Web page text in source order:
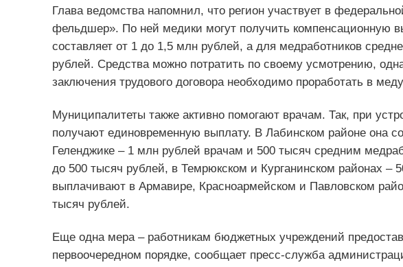
Глава ведомства напомнил, что регион участвует в
фельдшер». По ней медики могут получить компенсационную
составляет от 1 до 1,5 млн рублей, а для медработников
рублей. Средства можно потратить по своему усмотрению,
заключения трудового договора необходимо проработать в
Муниципалитеты также активно помогают врачам. Так, при
получают единовременную выплату. В Лабинском районе она
Геленджике – 1 млн рублей врачам и 500 тысяч средним
до 500 тысяч рублей, в Темрюкском и Курганинском районах –
выплачивают в Армавире, Красноармейском и Павловском
тысяч рублей.
Еще одна мера – работникам бюджетных учреждений
первоочередном порядке, сообщает пресс-служба